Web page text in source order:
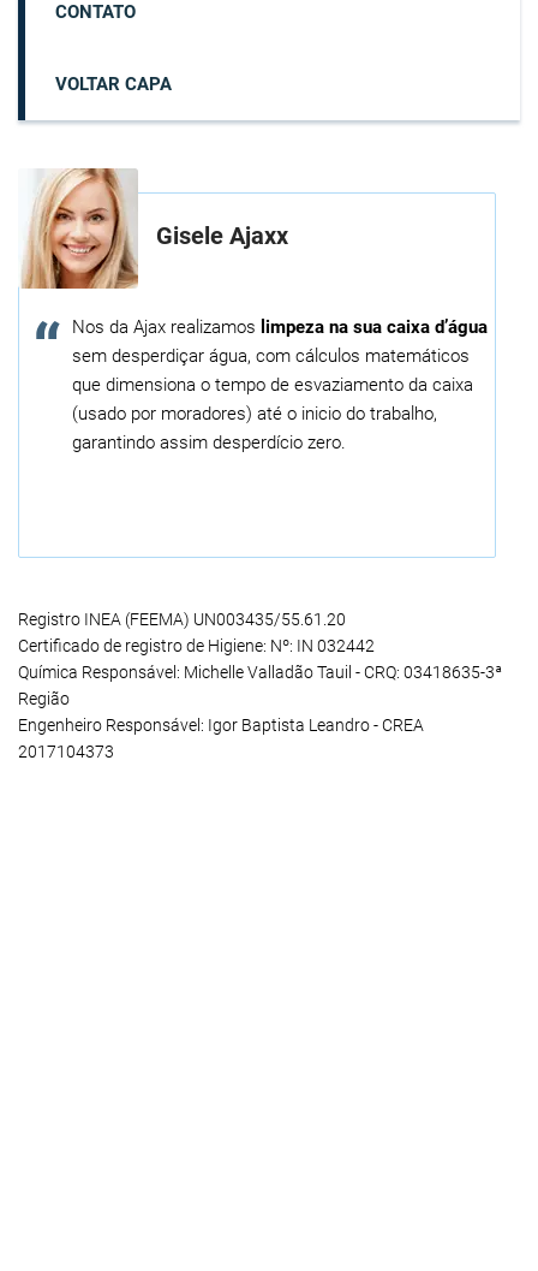
CONTATO
VOLTAR CAPA
Gisele Ajaxx
Nos da Ajax realizamos limpeza na sua caixa d’água
sem desperdiçar água, com cálculos matemáticos
que dimensiona o tempo de esvaziamento da caixa
(usado por moradores) até o inicio do trabalho,
garantindo assim desperdício zero.
Registro INEA (FEEMA) UN003435/55.61.20
Certificado de registro de Higiene: Nº: IN 032442
Química Responsável: Michelle Valladão Tauil - CRQ: 03418635-3ª
Região
Engenheiro Responsável: Igor Baptista Leandro - CREA
2017104373